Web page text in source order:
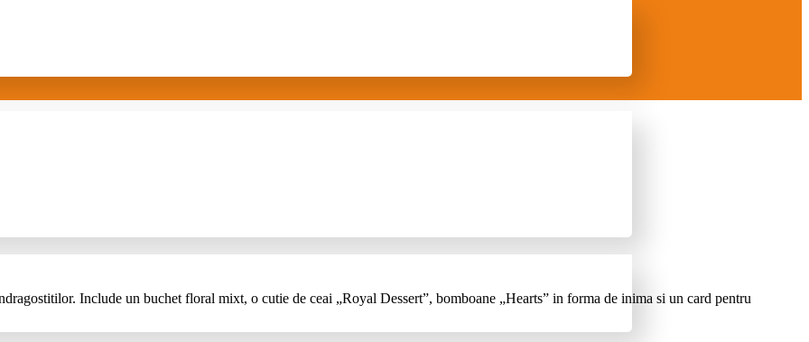
Include un buchet floral mixt, o cutie de ceai „Royal Dessert”, bomboane „Hearts” in forma de inima si un card pentru